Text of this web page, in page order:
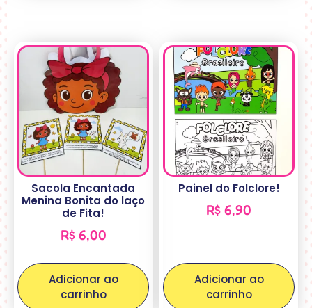
Sacola Encantada
Menina Bonita do laço
de Fita!
R$6,00
Adicionar ao
carrinho
Painel do Folclore!
R$ 6,90
Adicionar ao
carrinho